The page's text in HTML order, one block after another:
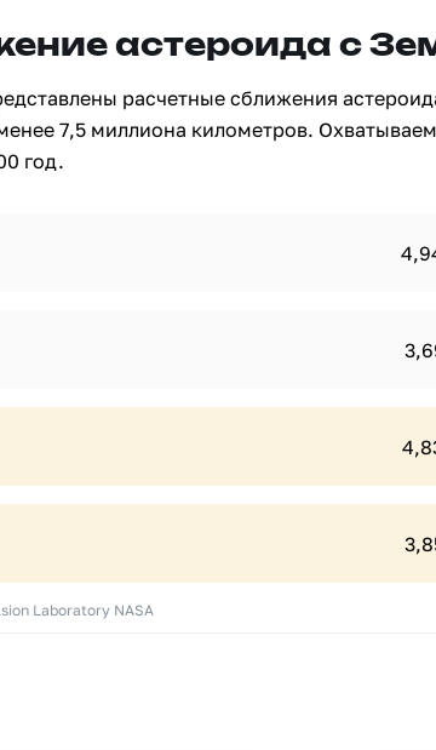
астероида с
расчетные сближения
7,5 миллиона километров.
год.
Laboratory NASA